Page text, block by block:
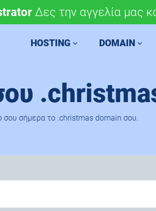
Δες την αγγελία μας
έτος. Χάραξε την
HOSTING DOMAIN
σου σήμερα το .christmas domain σου.